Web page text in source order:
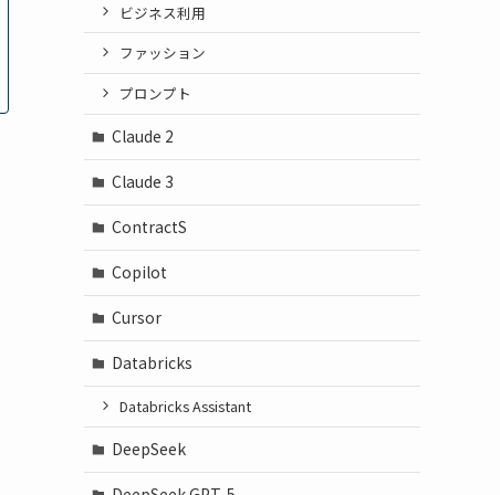
ビジネス利用
ファッション
プロンプト
Claude 2
Claude 3
ContractS
Copilot
Cursor
Databricks
Databricks Assistant
DeepSeek